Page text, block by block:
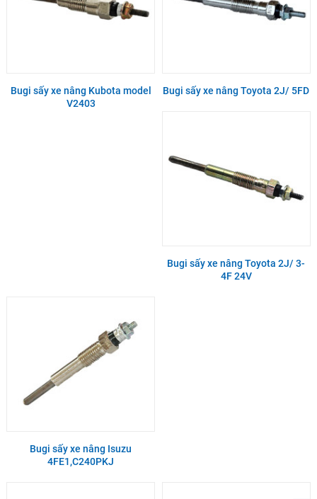
Bugi sấy xe nâng Kubota model
V2403
Bugi sấy xe nâng Toyota 2J/ 5FD
Bugi sấy xe nâng Toyota 2J/ 3-
4F 24V
Bugi sấy xe nâng Isuzu
4FE1,C240PKJ